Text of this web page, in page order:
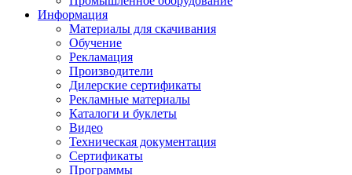
Информация
Материалы для скачивания
Обучение
Рекламация
Производители
Дилерские сертификаты
Рекламные материалы
Каталоги и буклеты
Видео
Техническая документация
Сертификаты
Программы